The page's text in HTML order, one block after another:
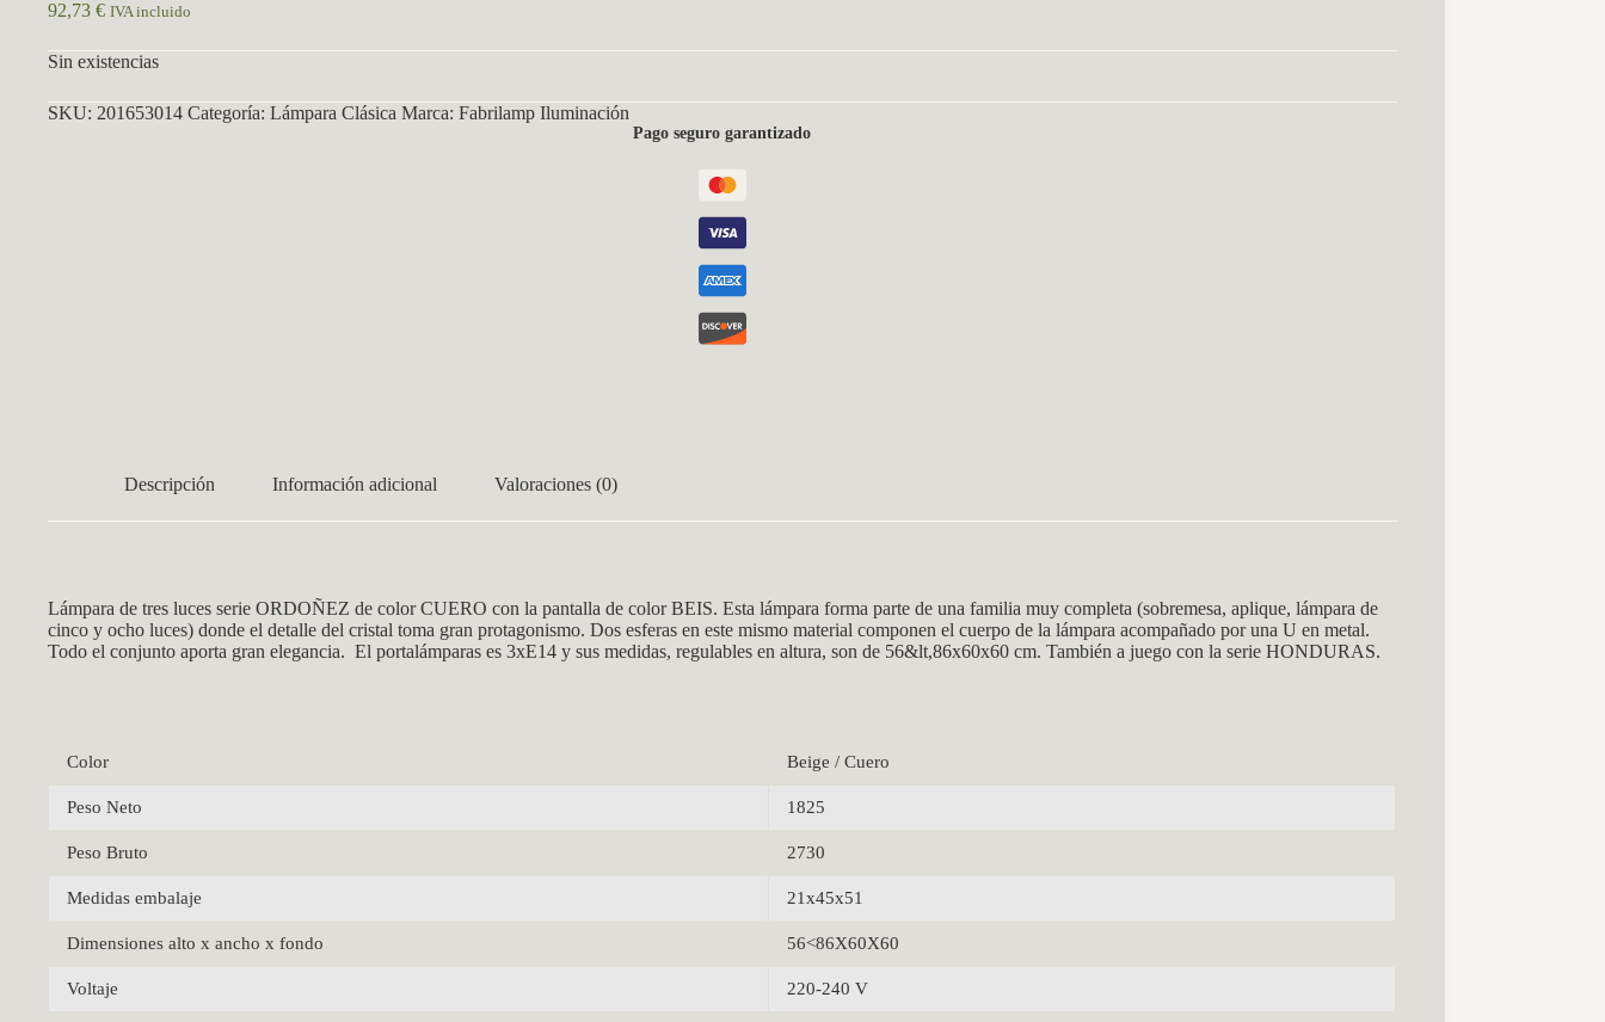
92,73 € IVA incluido
Sin existencias
SKU: 201653014 Categoría: Lámpara Clásica Marca: Fabrilamp Iluminación
Pago seguro garantizado
Descripción Información adicional Valoraciones (0)
Lámpara de tres luces serie ORDOÑEZ de color CUERO con la pantalla de color BEIS. Esta lámpara forma parte de una familia muy completa (sobremesa, aplique, lámpara de
cinco y ocho luces) donde el detalle del cristal toma gran protagonismo. Dos esferas en este mismo material componen el cuerpo de la lámpara acompañado por una U en metal.
Todo el conjunto aporta gran elegancia. El portalámparas es 3xE14 y sus medidas, regulables en altura, son de 56&lt,86x60x60 cm. También a juego con la serie HONDURAS.
Color Beige / Cuero
Peso Neto 1825
Peso Bruto 2730
Medidas embalaje 21x45x51
Dimensiones alto x ancho x fondo 56<86X60X60
Voltaje 220-240 V